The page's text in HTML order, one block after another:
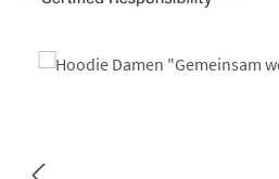
Bildergalerie überspringen